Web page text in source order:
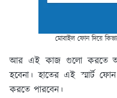
মোবাইল ফোন দিয়ে
আর এই কাজ গুলো করতে
হবেনা। হাতের এই স্মার্ট
করতে পারবেন।